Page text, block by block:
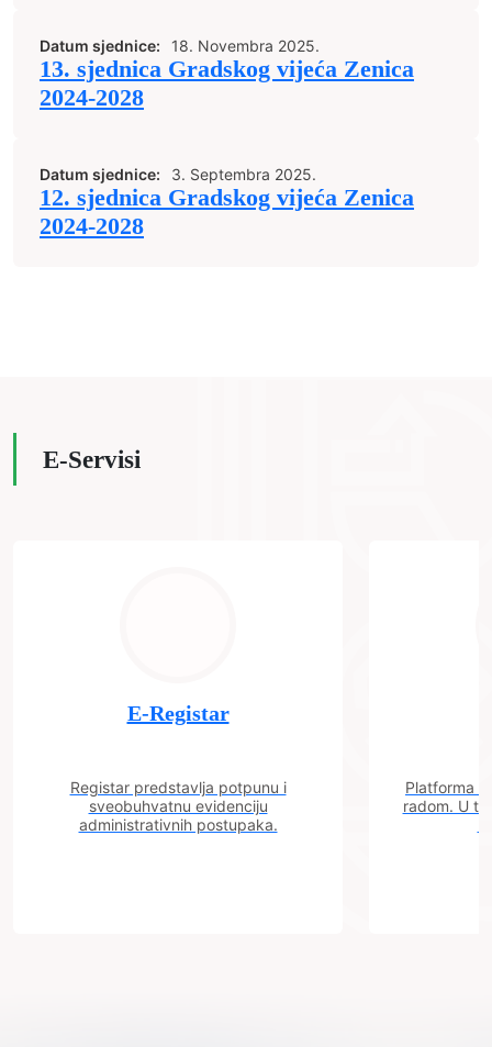
Datum sjednice: 18. Novembra 2025.
13. sjednica Gradskog vijeća Zenica
2024-2028
Datum sjednice: 3. Septembra 2025.
12. sjednica Gradskog vijeća Zenica
2024-2028
E-Servisi
E-Registar
Registar predstavlja potpunu i
sveobuhvatnu evidenciju
administrativnih postupaka.
Platforma
radom. U